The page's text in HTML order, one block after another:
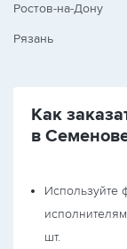
Ростов-на-Дону
Рязань
Как
в
Используйте
шт.